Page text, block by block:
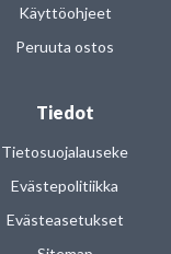
Käyttöohjeet
Peruuta ostos
Tiedot
Tietosuojalauseke
Evästepolitiikka
Evästeasetukset